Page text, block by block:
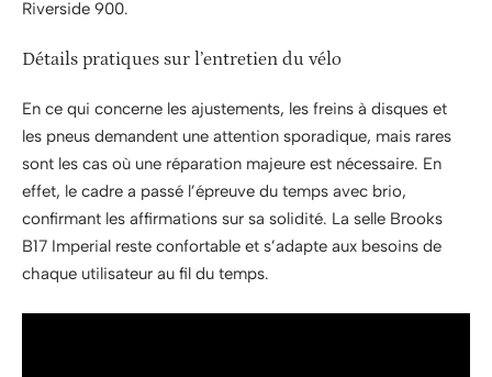
Riverside 900.
Détails pratiques sur l’entretien du vélo
En ce qui concerne les ajustements, les freins à disques et
les pneus demandent une attention sporadique, mais rares
sont les cas où une réparation majeure est nécessaire. En
effet, le cadre a passé l’épreuve du temps avec brio,
confirmant les affirmations sur sa solidité. La selle Brooks
B17 Imperial reste confortable et s’adapte aux besoins de
chaque utilisateur au fil du temps.